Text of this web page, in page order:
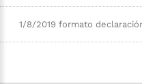
1/8/2019 formato